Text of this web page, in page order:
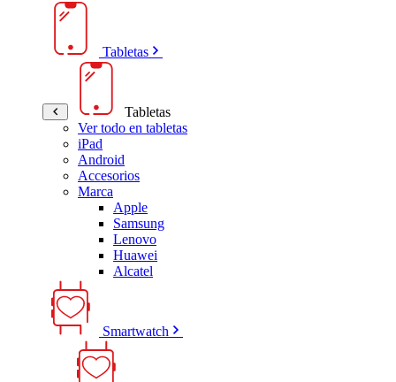
Tabletas
Tabletas
Ver todo en tabletas
iPad
Android
Accesorios
Marca
Apple
Samsung
Lenovo
Huawei
Alcatel
Smartwatch